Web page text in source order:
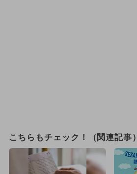
こちらもチェック！（関連記事）